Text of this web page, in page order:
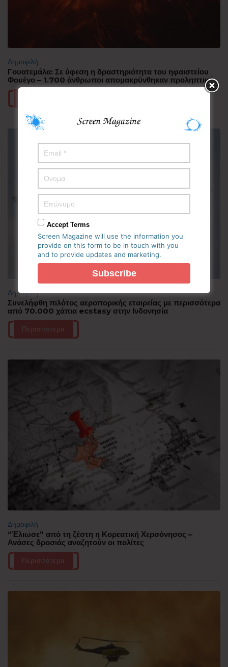
Δημοφιλή
Γουατεμάλα: Σε ύφεση η δραστηριότητα του ηφαιστείου
Φουέγο – 1.700 άνθρωποι απομακρύνθηκαν προληπτικά
Δημοφιλή
Συνελήφθη πιλότος αεροπορικής εταιρείας με περισσότερα
από 70.000 χάπια ecstasy στην Ινδονησία
Περισσότερα
Δημοφιλή
“Έλιωσε” από τη ζέστη η Κορεατική Χερσόνησος –
Ανάσες δροσιάς αναζητούν οι πολίτες
Περισσότερα
Accept Terms
Screen Magazine will use the information you
provide on this form to be in touch with you
and to provide updates and marketing.